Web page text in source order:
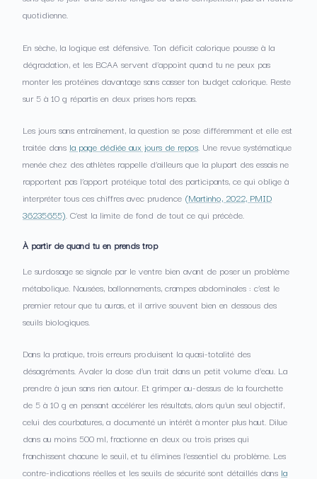
quotidienne.
En sèche, la logique est défensive. Ton déficit calorique pousse à la
dégradation, et les BCAA servent d’appoint quand tu ne peux pas
monter les protéines davantage sans casser ton budget calorique. Reste
sur 5 à 10 g répartis en deux prises hors repas.
Les jours sans entraînement, la question se pose différemment et elle est
traitée dans la page dédiée aux jours de repos. Une revue systématique
menée chez des athlètes rappelle d’ailleurs que la plupart des essais ne
rapportent pas l’apport protéique total des participants, ce qui oblige à
interpréter tous ces chiffres avec prudence (Martinho, 2022, PMID
36235655). C’est la limite de fond de tout ce qui précède.
À partir de quand tu en prends trop
Le surdosage se signale par le ventre bien avant de poser un problème
métabolique. Nausées, ballonnements, crampes abdominales : c’est le
premier retour que tu auras, et il arrive souvent bien en dessous des
seuils biologiques.
Dans la pratique, trois erreurs produisent la quasi-totalité des
désagréments. Avaler la dose d’un trait dans un petit volume d’eau. La
prendre à jeun sans rien autour. Et grimper au-dessus de la fourchette
de 5 à 10 g en pensant accélérer les résultats, alors qu’un seul objectif,
celui des courbatures, a documenté un intérêt à monter plus haut. Dilue
dans au moins 500 ml, fractionne en deux ou trois prises qui
franchissent chacune le seuil, et tu élimines l’essentiel du problème. Les
contre-indications réelles et les seuils de sécurité sont détaillés dans la